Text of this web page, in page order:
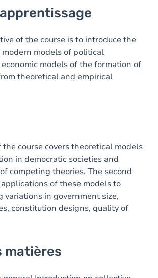
of the course is to introduce the
models of political
economic models of the formation of
theoretical and empirical
course covers theoretical models
in democratic societies and
competing theories. The second
of these models to
variations in government size,
constitution designs, quality of
matières